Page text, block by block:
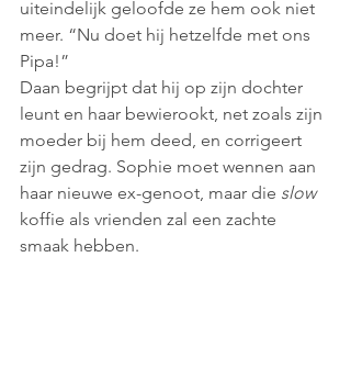
uiteindelijk geloofde ze hem ook niet
meer. “Nu doet hij hetzelfde met ons
Pipa!”
Daan begrijpt dat hij op zijn dochter
leunt en haar bewierookt, net zoals zijn
moeder bij hem deed, en corrigeert
zijn gedrag. Sophie moet wennen aan
haar nieuwe ex-genoot, maar die slow
koffie als vrienden zal een zachte
smaak hebben.